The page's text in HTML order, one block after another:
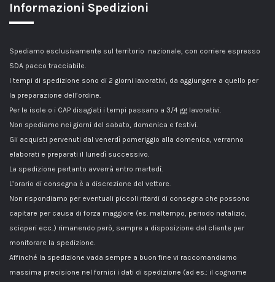
Informazioni Spedizioni
Spediamo esclusivamente sul territorio nazionale, con corriere espresso
SDA pacco tracciabile.
I tempi di spedizione sono di 2 giorni lavorativi, da aggiungere a quello per
la preparazione dell’ordine.
Per le isole o i CAP disagiati i tempi passano a 3/4 gg lavorativi.
Non spediamo nei giorni del sabato, domenica e festivi.
Gli acquisti pervenuti dal venerdì pomeriggio alla domenica, verranno
elaborati e preparati il lunedì successivo.
La spedizione pertanto avverrà entro martedì.
L’orario di consegna è a discrezione del vettore.
Non rispondiamo per eventuali piccoli ritardi di consegna che possono
capitare per causa di forza maggiore (es. maltempo, periodo natalizio,
scioperi ecc..) rimanendo però, sempre a disposizione del cliente per
monitorare la spedizione.
Affinché la spedizione vada sempre a buon fine vi raccomandiamo
massima precisione nel fornici i dati di spedizione (ad es.: il cognome